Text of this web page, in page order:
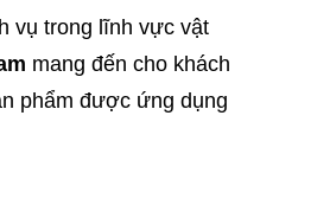
vụ trong lĩnh vực vật
mang đến cho khách
phẩm được ứng dụng